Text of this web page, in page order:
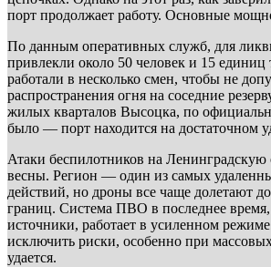
порт продолжает работу. Основные
По данным оперативных служб, для
привлекли около 50 человек и 15 единиц
работали в несколько смен, чтобы не
распространения огня на соседние
жилых кварталов Высоцка, по
было — порт находится на достаточном
Атаки беспилотников на Ленинградскую
весны. Регион — один из самых
действий, но дроны все чаще долетают
границ. Система ПВО в последнее
источники, работает в усиленном
исключить риски, особенно при
удается.